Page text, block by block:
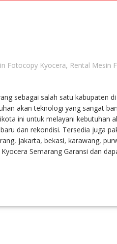
Fotocopy Kyocera, Rental Mesin
sebagai salah satu kabupaten
akan teknologi yang sangat
ini untuk melayani kebutuhan
dan rekondisi. Tersedia juga
jakarta, bekasi, karawang,
Semarang Garansi dan